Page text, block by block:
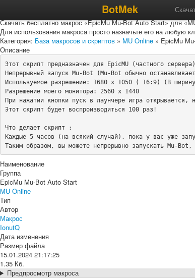
BotMek
Макрос «EpicMu Mu-Bot
Скачать бесплатно макрос «EpicMu Mu-Bot Auto Start» для
Для использования макроса просто назначьте его на
Категория: База макросов и скриптов » MU Online » EpicMu
Описание
Этот скрипт предназначен для EpicMU (частного сервера)
Непрерывный запуск Mu-Bot (Mu-Bot обычно
Используемое разрешение: 1680 x 1050 ( 16:9) (В
Разрешение моего монитора: 2560 x 1440
При нажатии кнопки пуск в лаунчере игра открывается,
Этот скрипт будет воспроизводиться 100 раз!
Что делает скрипт :
Каждые 5 часов (на всякий случай), пока у вас уже
Таким образом, вы можете непрерывно запускать Mu-
Наименование
Группа
EpicMu Mu-Bot Auto Start
MU Online
Тип
Автор
Макрос
IonutQ
Дата изменения
Размер файла
15.01.2024 21:17:25
1.35 Кб.
Предпросмотр макроса